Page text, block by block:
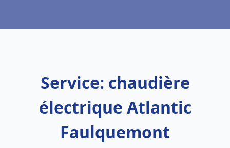
Service: chaudière
électrique Atlantic
Faulquemont